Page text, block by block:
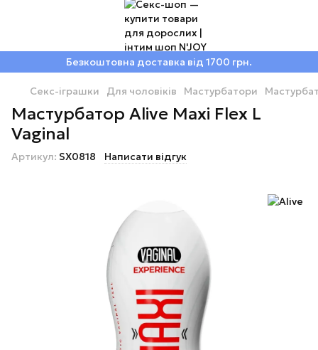
Безкоштовна доставка від 1700 грн.
Секс-іграшки Для чоловіків Мастурбатори
Мастурбатор Alive Maxi Flex L
Vaginal
Артикул: SX0818 Написати відгук